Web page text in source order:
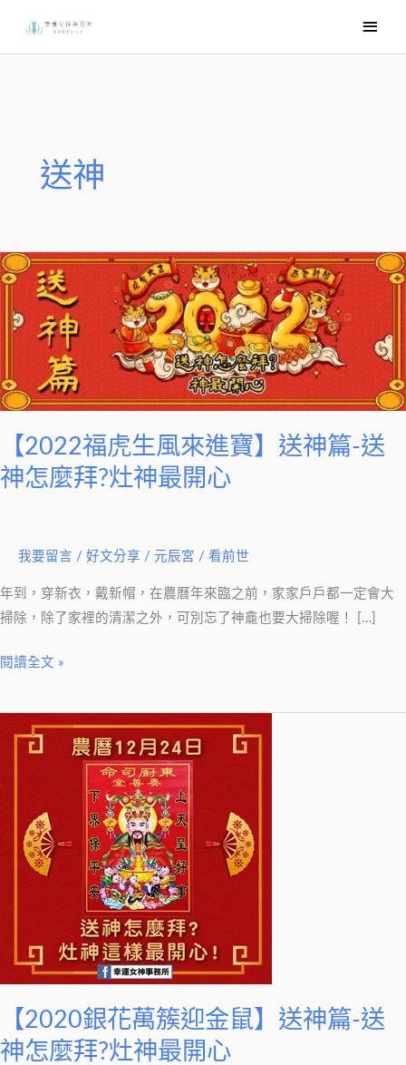
要
送神
【2022福虎生風來進寶】送神篇-送
神怎麼拜?灶神最開心
我要留言 / 好文分享 / 元辰宮 / 看前世
年到，穿新衣，戴新帽，在農曆年來臨之前，家家戶戶都一定會大
掃除，除了家裡的清潔之外，可別忘了神龕也要大掃除喔！ […]
【2022
福
虎
來
進
寶】
神
灶
閱讀全文 »
【2020銀花萬簇迎金鼠】送神篇-送
神怎麼拜?灶神最開心
【2020
篇-
怎